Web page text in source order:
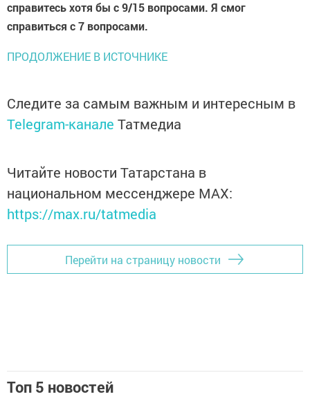
справитесь хотя бы с 9/15 вопросами. Я смог
справиться с 7 вопросами.
ПРОДОЛЖЕНИЕ В ИСТОЧНИКЕ
Следите за самым важным и интересным в
Telegram-канале Татмедиа
Читайте новости Татарстана в
национальном мессенджере MАХ:
https://max.ru/tatmedia
Перейти на страницу новости
Топ 5 новостей